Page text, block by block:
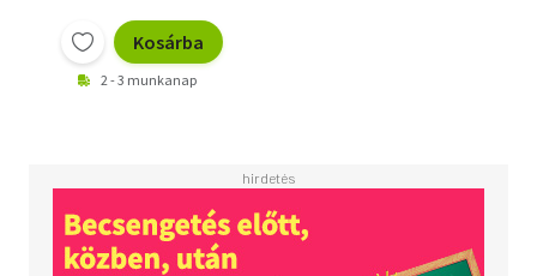
Kosárba
2 - 3 munkanap